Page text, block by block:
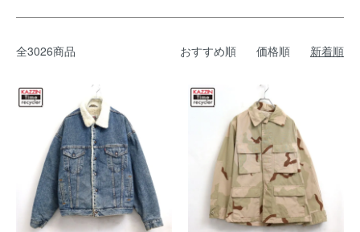
全3026商品 おすすめ順 価格順 新着順